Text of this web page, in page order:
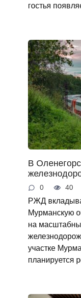
гостья
В
0 40
РЖД
Мурманскую
на
участке
планируется